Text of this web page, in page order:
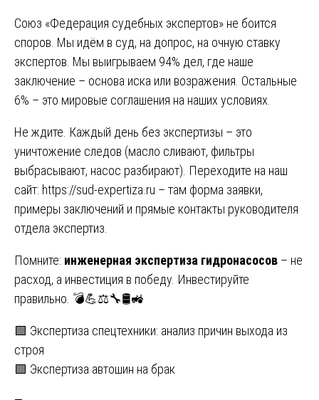
Союз «Федерация судебных экспертов» не боится
споров. Мы идём в суд, на допрос, на очную ставку
экспертов. Мы выигрываем 94% дел, где наше
заключение – основа иска или возражения. Остальные
6% – это мировые соглашения на наших условиях.
Не ждите. Каждый день без экспертизы – это
уничтожение следов (масло сливают, фильтры
выбрасывают, насос разбирают). Переходите на наш
сайт: https://sud-expertiza.ru – там форма заявки,
примеры заключений и прямые контакты руководителя
отдела экспертиз.
Помните: инженерная экспертиза гидронасосов – не
расход, а инвестиция в победу. Инвестируйте
правильно. 💣💪⚖️🔧🛢️🚜
Навигация
по
🟩 Экспертиза спецтехники: анализ причин выхода из
строя
🟩 Экспертиза автошин на брак